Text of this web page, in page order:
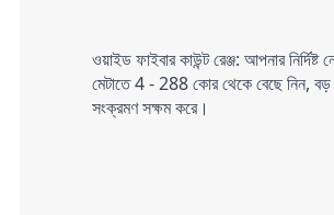
ওয়াইড ফাইবার কাউন্ট রেঞ্জ: আপনার নির্দিষ্ট
মেটাতে 4 - 288 কোর থেকে বেছে নিন, বড়
সংক্রমণ সক্ষম করে।